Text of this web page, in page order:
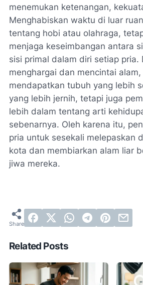
menemukan ketenangan,
Menghabiskan waktu di luar
tentang hobi atau olahraga,
menjaga keseimbangan antara
sisi primal dalam diri setiap pria.
menghargai dan mencintai
mendapatkan tubuh yang lebih
yang lebih jernih, tetapi juga
lebih dalam tentang arti
sebenarnya. Oleh karena itu,
pria untuk sesekali melepaskan
kota dan membiarkan alam liar
jiwa mereka.
Related Posts